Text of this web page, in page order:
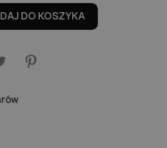
DO KOSZYKA